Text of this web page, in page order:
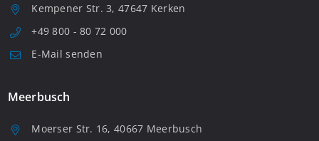
Kempener Str. 3, 47647 Kerken
+49 800 - 80 72 000
E-Mail senden
Meerbusch
Moerser Str. 16, 40667 Meerbusch